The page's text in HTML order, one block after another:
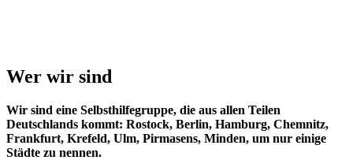
Wer wir sind
Wir sind eine Selbsthilfegruppe, die aus allen Teilen
Deutschlands kommt: Rostock, Berlin, Hamburg, Chemnitz,
Frankfurt, Krefeld, Ulm, Pirmasens, Minden, um nur einige
Städte zu nennen.